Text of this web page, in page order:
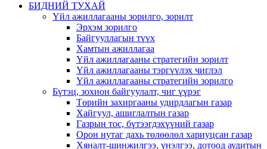
БИДНИЙ ТУХАЙ
Үйл ажиллагааны зорилго, зорилт
Эрхэм зорилго
Байгууллагын түүх
Хамтын ажиллагаа
Үйл ажиллагааны стратегийн зорилт
Үйл ажиллагааны тэргүүлэх чиглэл
Үйл ажиллагааны стратегийн зорилго
Бүтэц, зохион байгуулалт, чиг үүрэг
Төрийн захиргааны удирдлагын газар
Хайгуул, ашиглалтын газар
Газрын тос, бүтээгдэхүүний газар
Орон нутаг дахь төлөөлөл хариуцсан газар
Хяналт-шинжилгээ, үнэлгээ, дотоод аудитын